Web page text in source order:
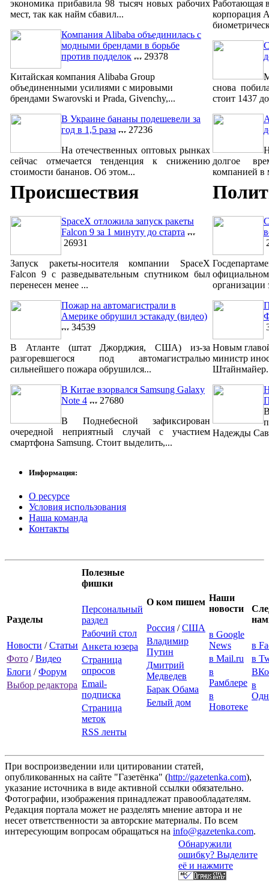
экономика прибавила 98 тысяч новых рабочих
мест, так как найм сбавил...
Компания Alibaba объединилась с
модными брендами в борьбе
против подделок
29378
Китайская компания Alibaba Group
объединенными усилиями с мировыми
брендами Swarovski и Prada, Givenchy,...
В Украине бананы подешевели за
год в 1,5 раза
27236
На отечественных оптовых рынках
сейчас отмечается тенденция к снижению
стоимости бананов. Об этом...
Работающая
корпорация
снова
стоит 1437
долгое
компанией в
Происшествия
SpaceX отложила запуск ракеты
Falcon 9 за 1 минуту до старта
26931
Запуск ракеты-носителя компании SpaceX
Falcon 9 с разведывательным спутником был
перенесен менее ...
Пожар на автомагистрали в
Америке обрушил эстакаду (видео)
34539
В Атланте (штат Джорджия, США) из-за
разгоревшегося под автомагистралью
сильнейшего пожара обрушился...
В Китае взорвался Samsung Galaxy
Note 4
27680
В Поднебесной зафиксирован
очередной неприятный случай с участием
смартфона Samsung. Стоит выделить,...
организации
Новым
министр
Надежды
Информация:
О ресурсе
Условия использования
Наша команда
Контакты
Разделы
Новости /Статьи
Фото /Видео
Блоги /Форум
Выбор редактора
Полезные
фишки
Персональный
раздел
Рабочий стол
Анкета юзера
Страница
опросов
Email-
подписка
Страница
меток
RSS ленты
О ком пишем
Россия /США
Владимир
Путин
Дмитрий
Медведев
Барак Обама
Белый дом
Наши
новости
в Google
News
в Mail.ru
в
Рамблере
в
Новотеке
в
в
в
При воспроизведении или цитировании статей,
опубликованных на сайте "Газетёнка" (http://gazetenka.com),
указание источника в виде активной ссылки обязательно.
Фотографии, изображения принадлежат правообладателям.
Редакция портала может не разделять мнение автора и не
несет ответственности за авторские материалы. По всем
интересующим вопросам обращаться на info@gazetenka.com.
Обнаружили
ошибку? Выделите
её и нажмите